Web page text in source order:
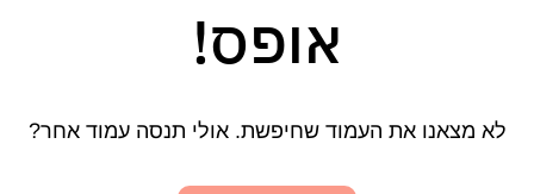
אופס!
לא מצאנו את העמוד שחיפשת. אולי תנסה עמוד אחר?